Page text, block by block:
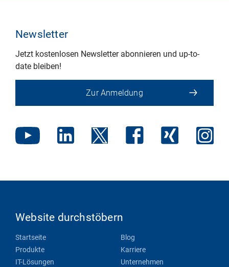
Newsletter
Jetzt kostenlosen Newsletter abonnieren und up-to-
date bleiben!
Zur Anmeldung
Website durchstöbern
Startseite
Produkte
IT-Lösungen
Blog
Karriere
Unternehmen